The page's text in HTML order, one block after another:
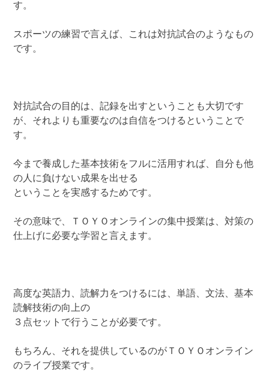
す。
スポーツの練習で言えば、これは対抗試合のようなもの
です。
対抗試合の目的は、記録を出すということも大切です
が、それよりも重要なのは自信をつけるということで
す。
今まで養成した基本技術をフルに活用すれば、自分も他
の人に負けない成果を出せる
ということを実感するためです。
その意味で、ＴＯＹＯオンラインの集中授業は、対策の
仕上げに必要な学習と言えます。
高度な英語力、読解力をつけるには、単語、文法、基本
読解技術の向上の
３点セットで行うことが必要です。
もちろん、それを提供しているのがＴＯＹＯオンライン
のライブ授業です。